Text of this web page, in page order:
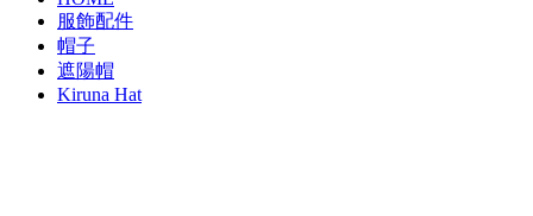
服飾配件
帽子
遮陽帽
Kiruna Hat